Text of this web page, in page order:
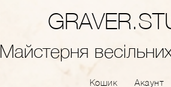
Майстерня
Кошик Акаунт